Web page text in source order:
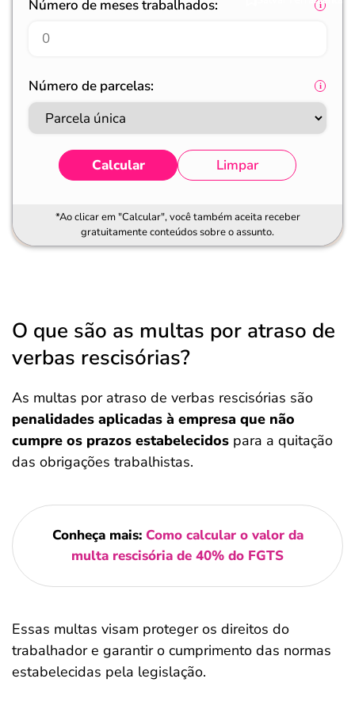
Número de meses trabalhados:
Número de parcelas:
Calcular Limpar
*Ao clicar em "Calcular", você também aceita receber
gratuitamente conteúdos sobre o assunto.
O que são as multas por atraso de
verbas rescisórias?
As multas por atraso de verbas rescisórias são
penalidades aplicadas à empresa que não
cumpre os prazos estabelecidos para a quitação
das obrigações trabalhistas.
Conheça mais: Como calcular o valor da
multa rescisória de 40% do FGTS
Essas multas visam proteger os direitos do
trabalhador e garantir o cumprimento das normas
estabelecidas pela legislação.